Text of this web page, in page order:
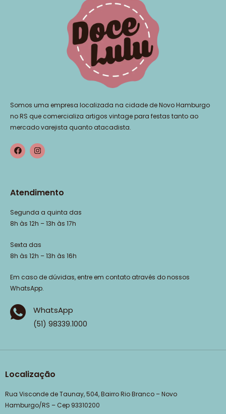
Somos uma empresa localizada na cidade de Novo Hamburgo
no RS que comercializa artigos vintage para festas tanto ao
mercado varejista quanto atacadista.
Atendimento
Segunda a quinta das
8h às 12h – 13h às 17h
Sexta das
8h às 12h – 13h às 16h
Em caso de dúvidas, entre em contato através do nossos
WhatsApp.
WhatsApp
(51) 98339.1000
Localização
Rua Visconde de Taunay, 504, Bairro Rio Branco – Novo
Hamburgo/RS – Cep 93310200